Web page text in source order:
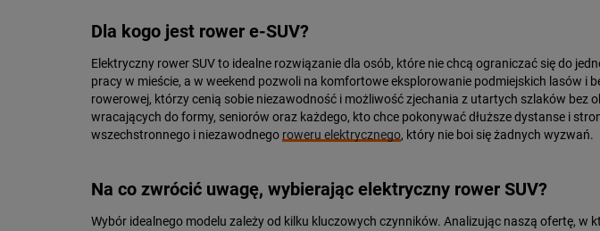
Dla kogo jest rower e-SUV?
Elektryczny rower SUV to idealne rozwiązanie dla osób, które nie chcą ograniczać się do
pracy w mieście, a w weekend pozwoli na komfortowe eksplorowanie podmiejskich lasów i
rowerowej, którzy cenią sobie niezawodność i możliwość zjechania z utartych szlaków
wracających do formy, seniorów oraz każdego, kto chce pokonywać dłuższe dystanse i
wszechstronnego i niezawodnego roweru elektrycznego, który nie boi się żadnych wyzwań.
Na co zwrócić uwagę, wybierając elektryczny rower SUV?
Wybór idealnego modelu zależy od kilku kluczowych czynników. Analizując naszą ofertę,